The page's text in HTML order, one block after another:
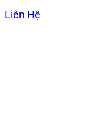
Liên Hệ